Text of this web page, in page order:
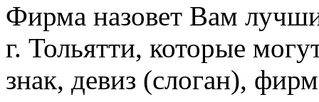
Фирма назовет Вам
г. Тольятти, которые
знак, девиз (слоган),